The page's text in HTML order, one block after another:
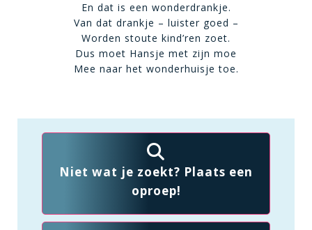
En dat is een wonderdrankje.
Van dat drankje – luister goed –
Worden stoute kind’ren zoet.
Dus moet Hansje met zijn moe
Mee naar het wonderhuisje toe.
Niet wat je zoekt? Plaats een
oproep!